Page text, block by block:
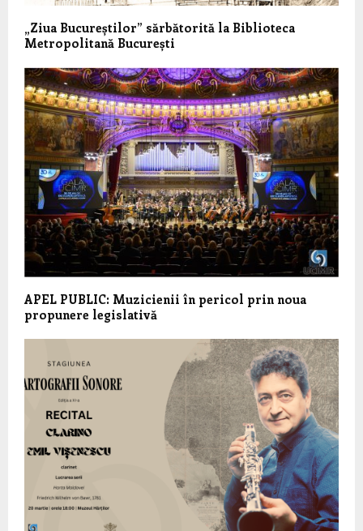
„Ziua Bucureștilor” sărbătorită la Biblioteca
Metropolitană București
APEL PUBLIC: Muzicienii în pericol prin noua
propunere legislativă